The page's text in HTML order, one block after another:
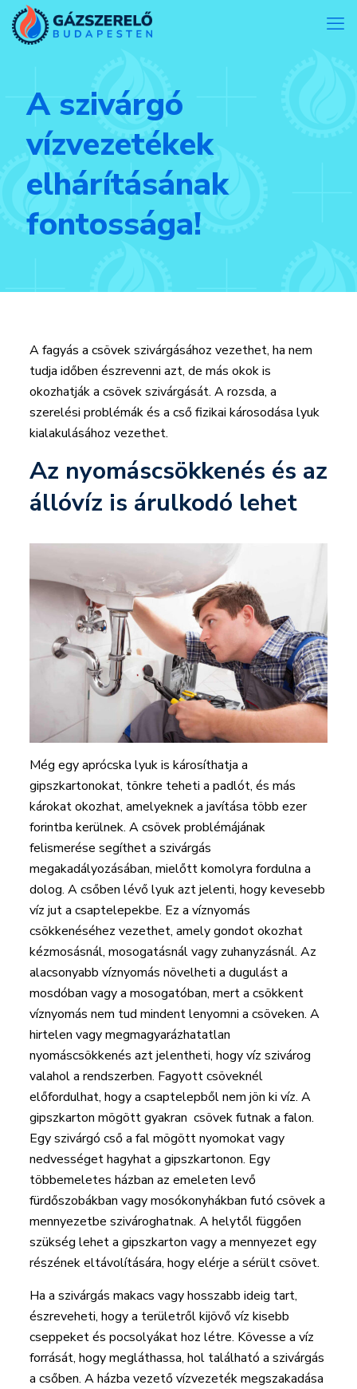
A szivárgó
vízvezetékek
elhárításának
fontossága!
A fagyás a csövek szivárgásához vezethet, ha nem
tudja időben észrevenni azt, de más okok is
okozhatják a csövek szivárgását. A rozsda, a
szerelési problémák és a cső fizikai károsodása lyuk
kialakulásához vezethet.
Az nyomáscsökkenés és az
állóvíz is árulkodó lehet
Még egy aprócska lyuk is károsíthatja a
gipszkartonokat, tönkre teheti a padlót, és más
károkat okozhat, amelyeknek a javítása több ezer
forintba kerülnek. A csövek problémájának
felismerése segíthet a szivárgás
megakadályozásában, mielőtt komolyra fordulna a
dolog. A csőben lévő lyuk azt jelenti, hogy kevesebb
víz jut a csaptelepekbe. Ez a víznyomás
csökkenéséhez vezethet, amely gondot okozhat
kézmosásnál, mosogatásnál vagy zuhanyzásnál. Az
alacsonyabb víznyomás növelheti a dugulást a
mosdóban vagy a mosogatóban, mert a csökkent
víznyomás nem tud mindent lenyomni a csöveken. A
hirtelen vagy megmagyarázhatatlan
nyomáscsökkenés azt jelentheti, hogy víz szivárog
valahol a rendszerben. Fagyott csöveknél
előfordulhat, hogy a csaptelepből nem jön ki víz. A
gipszkarton mögött gyakran csövek futnak a falon.
Egy szivárgó cső a fal mögött nyomokat vagy
nedvességet hagyhat a gipszkartonon. Egy
többemeletes házban az emeleten levő
fürdőszobákban vagy mosókonyhákban futó csövek a
mennyezetbe szivároghatnak. A helytől függően
szükség lehet a gipszkarton vagy a mennyezet egy
részének eltávolítására, hogy elérje a sérült csövet.
Ha a szivárgás makacs vagy hosszabb ideig tart,
észreveheti, hogy a területről kijövő víz kisebb
cseppeket és pocsolyákat hoz létre. Kövesse a víz
forrását, hogy megláthassa, hol található a szivárgás
a csőben. A házba vezető vízvezeték megszakadása